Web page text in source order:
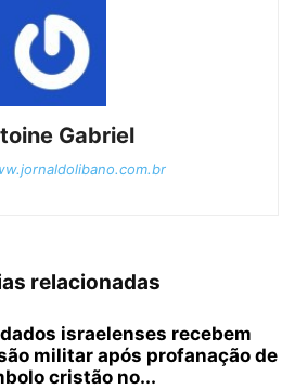
Gabriel
relacionadas
israelenses recebem
militar após profanação de
cristão no...